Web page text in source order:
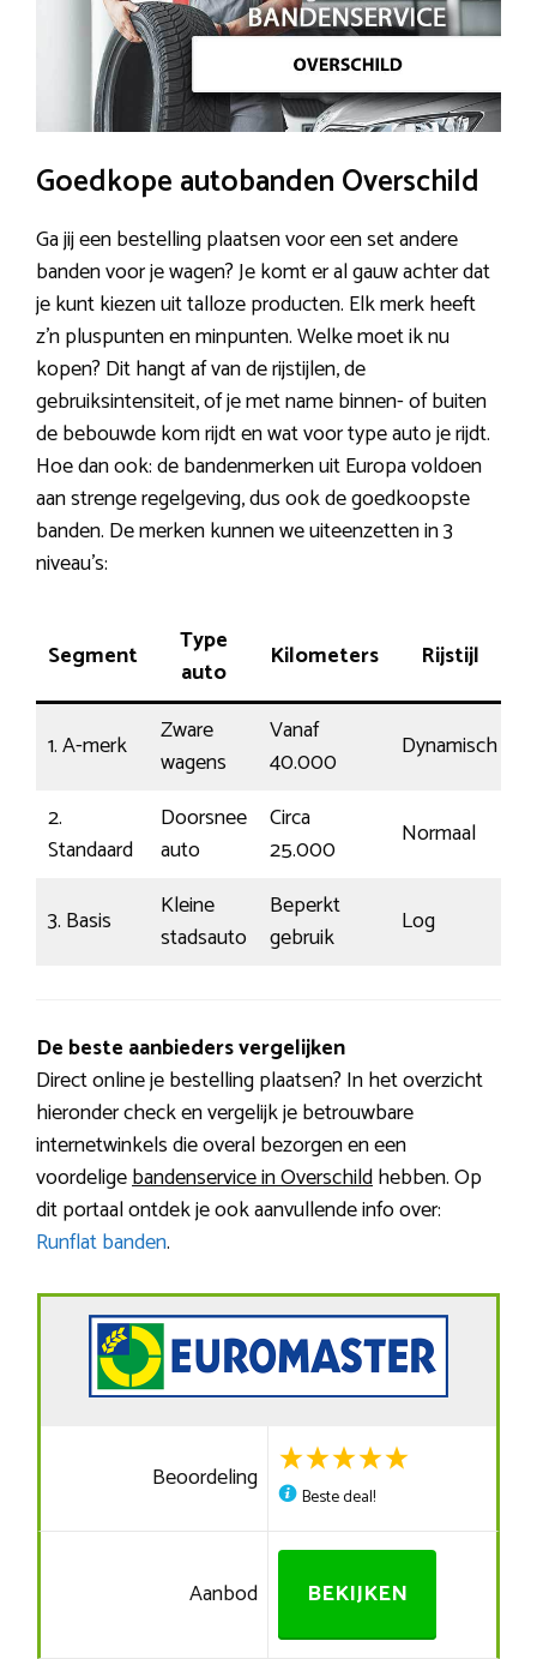
Goedkope autobanden Overschild
Ga jij een bestelling plaatsen voor een set andere
banden voor je wagen? Je komt er al gauw achter dat
je kunt kiezen uit talloze producten. Elk merk heeft
z’n pluspunten en minpunten. Welke moet ik nu
kopen? Dit hangt af van de rijstijlen, de
gebruiksintensiteit, of je met name binnen- of buiten
de bebouwde kom rijdt en wat voor type auto je rijdt.
Hoe dan ook: de bandenmerken uit Europa voldoen
aan strenge regelgeving, dus ook de goedkoopste
banden. De merken kunnen we uiteenzetten in 3
niveau’s:
Segment
Type
auto
Kilometers Rijstijl
1. A-merk
Zware
wagens
Vanaf
40.000
Dynamisch
2.
Standaard
Doorsnee
auto
Circa
25.000
Normaal
3. Basis
Kleine
stadsauto
Beperkt
gebruik
Log
De beste aanbieders vergelijken
Direct online je bestelling plaatsen? In het overzicht
hieronder check en vergelijk je betrouwbare
internetwinkels die overal bezorgen en een
voordeligebandenservice in Overschildhebben. Op
dit portaal ontdek je ook aanvullende info over:
Runflat banden.
Beoordeling
Beste deal!
Aanbod BEKIJKEN